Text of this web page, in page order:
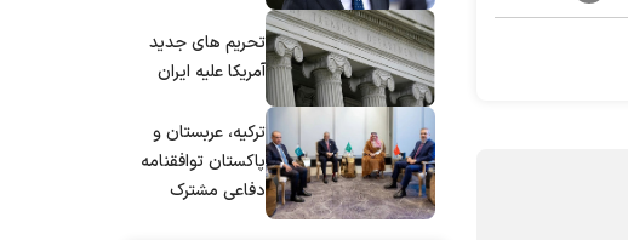
شد
تحریم های جدید
آمریکا علیه ایران
ترکیه، عربستان و
پاکستان توافقنامه
دفاعی مشترک